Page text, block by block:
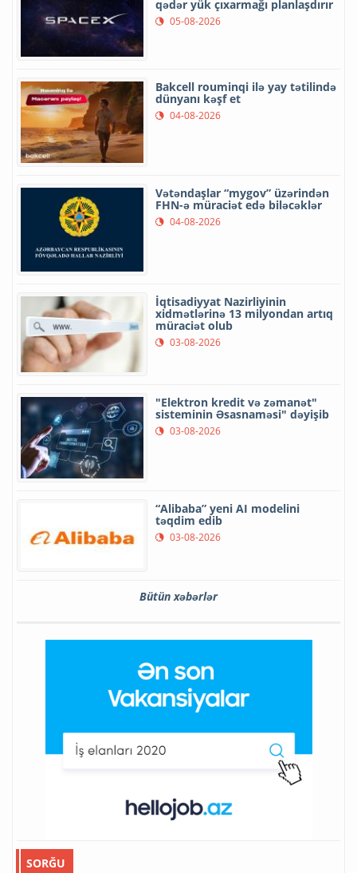
qədər yük çıxarmağı planlaşdırır
05-08-2026
Bakcell rouminqi ilə yay tətilində
dünyanı kəşf et
04-08-2026
Vətəndaşlar “mygov” üzərindən
FHN-ə müraciət edə biləcəklər
04-08-2026
İqtisadiyyat Nazirliyinin
xidmətlərinə 13 milyondan artıq
müraciət olub
03-08-2026
"Elektron kredit və zəmanət"
sisteminin Əsasnaməsi" dəyişib
03-08-2026
“Alibaba” yeni AI modelini
təqdim edib
03-08-2026
Bütün xəbərlər
SORĞU